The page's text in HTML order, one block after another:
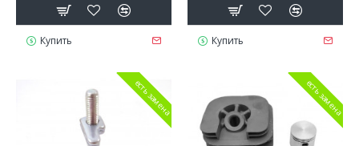
Купить Купить
есть замена есть замена